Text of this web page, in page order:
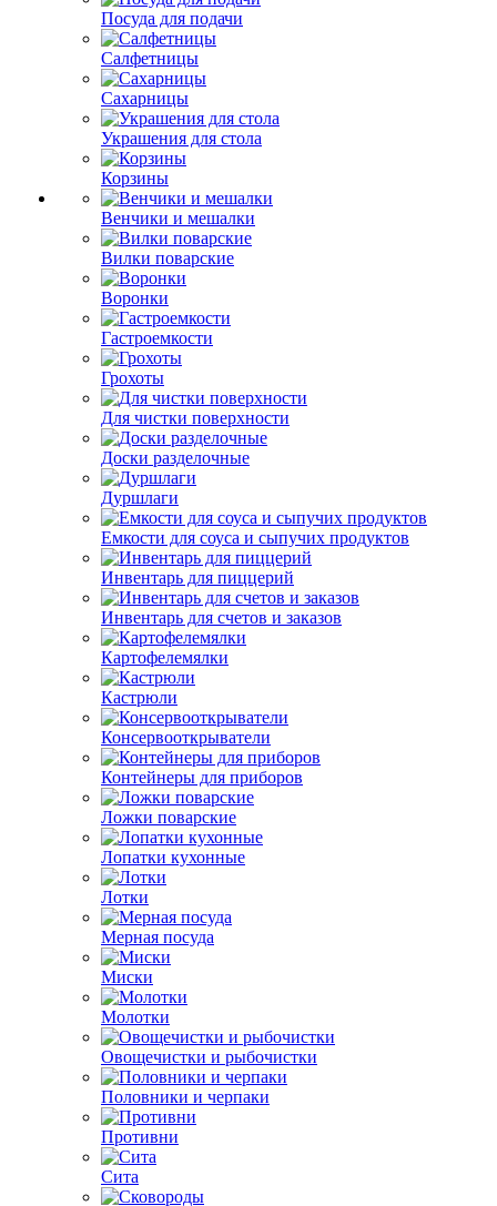
Посуда для подачи
Салфетницы
Сахарницы
Украшения для стола
Корзины
Венчики и мешалки
Вилки поварские
Воронки
Гастроемкости
Грохоты
Для чистки поверхности
Доски разделочные
Дуршлаги
Емкости для соуса и сыпучих продуктов
Инвентарь для пиццерий
Инвентарь для счетов и заказов
Картофелемялки
Кастрюли
Консервооткрыватели
Контейнеры для приборов
Ложки поварские
Лопатки кухонные
Лотки
Мерная посуда
Миски
Молотки
Овощечистки и рыбочистки
Половники и черпаки
Противни
Сита